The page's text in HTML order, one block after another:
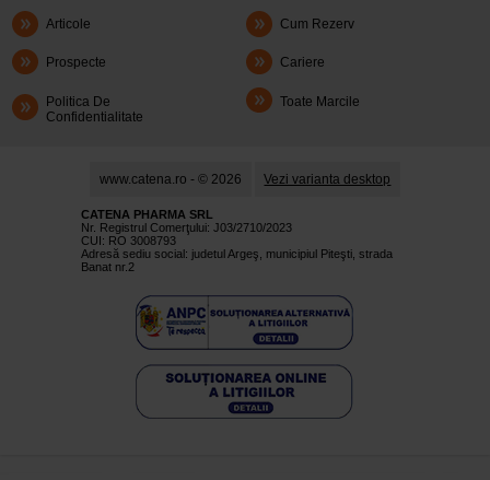
Articole Cum Rezerv
Prospecte Cariere
Politica De
Confidentialitate
Toate Marcile
www.catena.ro - © 2026 Vezi varianta desktop
CATENA PHARMA SRL
Nr. Registrul Comerţului: J03/2710/2023
CUI: RO 3008793
Adresă sediu social: judetul Argeş, municipiul Piteşti, strada
Banat nr.2